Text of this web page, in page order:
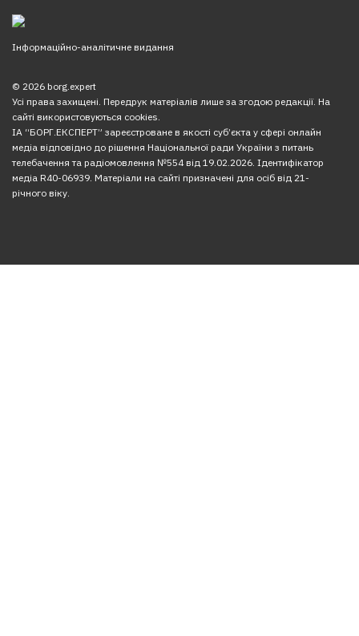
Інформаційно-аналітичне видання
© 2026 borg.expert
Усі права захищені. Передрук матеріалів лише за згодою редакції. На
сайті використовуються cookies.
ІА “БОРГ.ЕКСПЕРТ” зареєстроване в якості суб’єкта у сфері онлайн
медіа відповідно до рішення Національної ради України з питань
телебачення та радіомовлення №554 від 19.02.2026. Ідентифікатор
медіа R40-06939. Матеріали на сайті призначені для осіб від 21-
річного віку.